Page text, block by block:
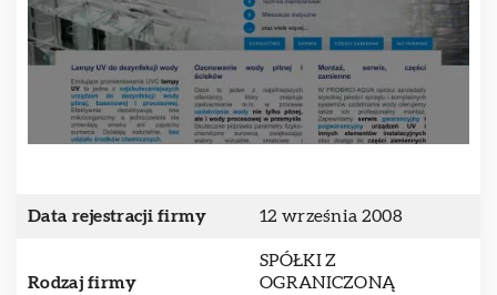
Data rejestracji firmy 12 września 2008
Rodzaj firmy
SPÓŁKI Z
OGRANICZONĄ